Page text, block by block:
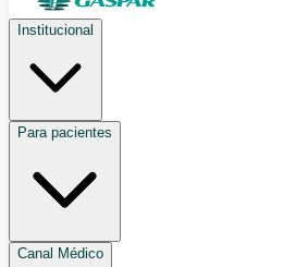
Institucional
Para pacientes
Canal Médico